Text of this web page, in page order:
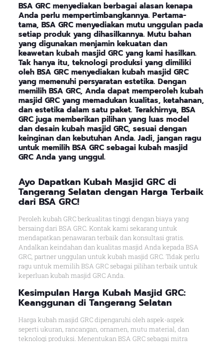
BSA GRC menyediakan berbagai alasan kenapa
Anda perlu mempertimbangkannya. Pertama-
tama, BSA GRC menyediakan mutu unggulan pada
setiap produk yang dihasilkannya. Mutu bahan
yang digunakan menjamin kekuatan dan
keawetan kubah masjid GRC yang kami hasilkan.
Tak hanya itu, teknologi produksi yang dimiliki
oleh BSA GRC menyediakan kubah masjid GRC
yang memenuhi persyaratan estetika. Dengan
memilih BSA GRC, Anda dapat memperoleh kubah
masjid GRC yang memadukan kualitas, ketahanan,
dan estetika dalam satu paket. Terakhirnya, BSA
GRC juga memberikan pilihan yang luas model
dan desain kubah masjid GRC, sesuai dengan
keinginan dan kebutuhan Anda. Jadi, jangan ragu
untuk memilih BSA GRC sebagai kubah masjid
GRC Anda yang unggul.
Ayo Dapatkan Kubah Masjid GRC di
Tangerang Selatan dengan Harga Terbaik
dari BSA GRC!
Peroleh kubah GRC berkualitas tinggi dengan biaya yang
bersaing dari BSA GRC. Kontak kami sekarang untuk
mendapatkan penawaran terbaik dan konsultasi gratis.
Andalkan keindahan dan kualitas masjid Anda kepada BSA
GRC, partner unggulan untuk kubah masjid GRC. Tidak perlu
ragu untuk memilih BSA GRC sebagai pilihan terbaik untuk
keperluan kubah masjid GRC Anda.
Kesimpulan Harga Kubah Masjid GRC:
Keanggunan di Tangerang Selatan
Harga kubah masjid GRC dipengaruhi oleh aspek-aspek
seperti ukuran, rancangan, ornamen, mutu material, dan
teknologi produksi. Menentukan BSA GRC sebagai mitra